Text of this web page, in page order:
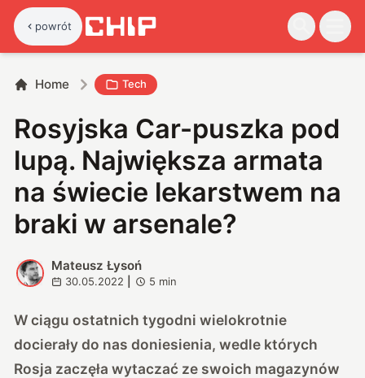
powrót
Home Tech
Rosyjska Car-puszka pod
lupą. Największa armata
na świecie lekarstwem na
braki w arsenale?
M
Mateusz Łysoń
30.05.2022 5 min
W ciągu ostatnich tygodniwielokrotnie
docierały do nas doniesienia, wedle których
Rosja zaczęła wytaczać ze swoich magazynów